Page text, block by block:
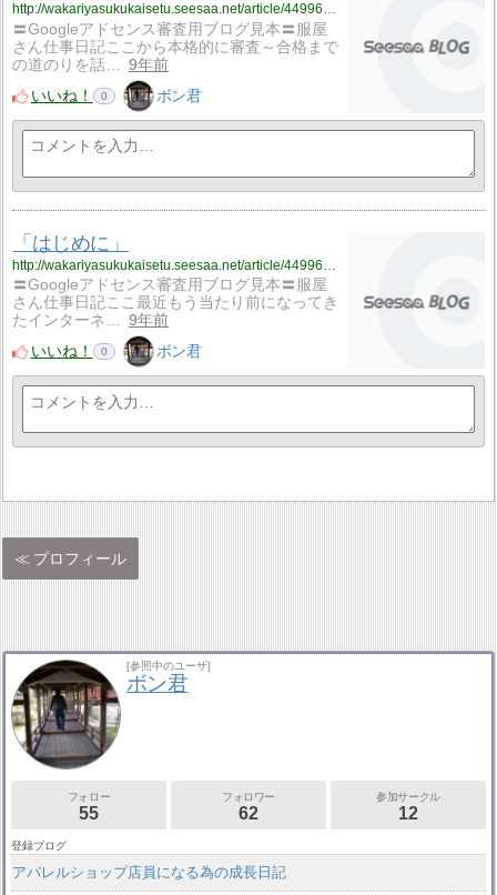
http://wakariyasukukaisetu.seesaa.net/article/449968800.html
〓Googleアドセンス審査用ブログ見本〓服屋
さん仕事日記ここから本格的に審査～合格まで
の道のりを話…
9年前
いいね！
0 ボン君
「はじめに」
〓Googleアドセンス審査用ブログ見本〓服屋
さん仕事日記ここ最近もう当たり前になってき
たインターネ…
9年前
いいね！
0 ボン君
プロフィール
[参照中のユーザ]
ボン君
フォロー
55
フォロワー
62
参加サークル
12
登録ブログ
アパレルショップ店員になる為の成長日記